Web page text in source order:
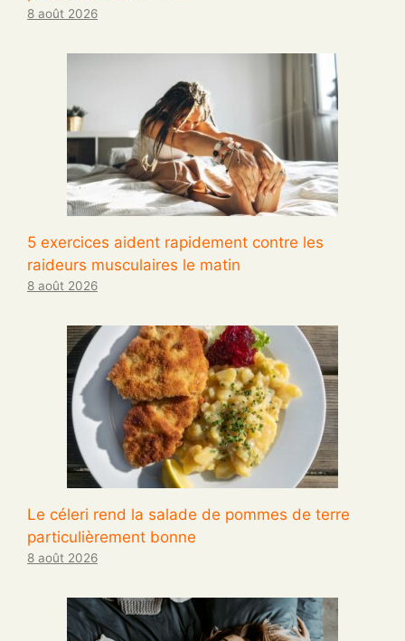
8 août 2026
5 exercices aident rapidement contre les
raideurs musculaires le matin
8 août 2026
Le céleri rend la salade de pommes de terre
particulièrement bonne
8 août 2026